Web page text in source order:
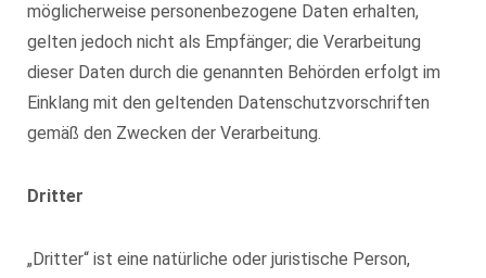
möglicherweise personenbezogene Daten erhalten,
gelten jedoch nicht als Empfänger; die Verarbeitung
dieser Daten durch die genannten Behörden erfolgt im
Einklang mit den geltenden Datenschutzvorschriften
gemäß den Zwecken der Verarbeitung.
Dritter
„Dritter“ ist eine natürliche oder juristische Person,